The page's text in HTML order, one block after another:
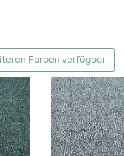
Farben verfügbar